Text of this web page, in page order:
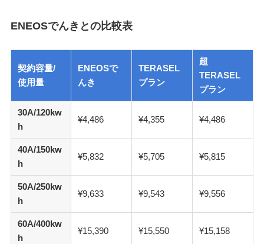
ENEOSでんきとの比較表
契約容量/
使用量
ENEOSで
んき
TERASEL
プラン
超
TERASEL
プラン
30A/120kw
h
¥4,486 ¥4,355 ¥4,486
40A/150kw
h
¥5,832 ¥5,705 ¥5,815
50A/250kw
h
¥9,633 ¥9,543 ¥9,556
60A/400kw
h
¥15,390 ¥15,550 ¥15,158